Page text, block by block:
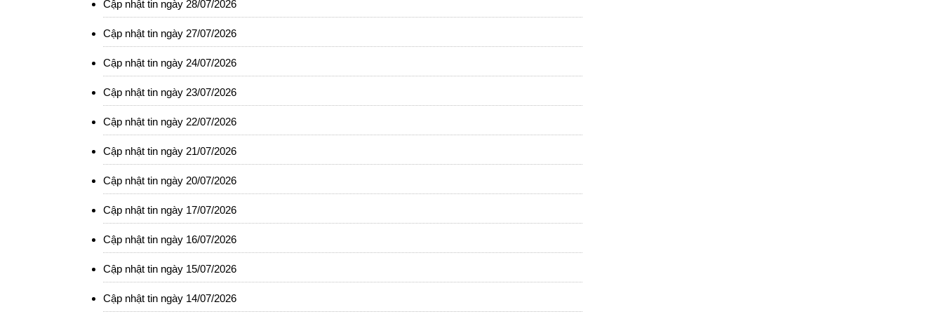
Cập nhật tin ngày 28/07/2026
Cập nhật tin ngày 27/07/2026
Cập nhật tin ngày 24/07/2026
Cập nhật tin ngày 23/07/2026
Cập nhật tin ngày 22/07/2026
Cập nhật tin ngày 21/07/2026
Cập nhật tin ngày 20/07/2026
Cập nhật tin ngày 17/07/2026
Cập nhật tin ngày 16/07/2026
Cập nhật tin ngày 15/07/2026
Cập nhật tin ngày 14/07/2026